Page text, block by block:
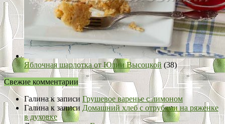
Яблочная шарлотка от Юлии Высоцкой (38)
Свежие комментарии
Галинак записи Грушевое варенье с лимоном
Галина к записи Домашний хлеб с отрубями на ряженке
в духовке